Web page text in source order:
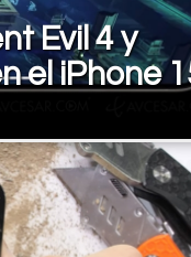
Evil 4 y
el iPhone